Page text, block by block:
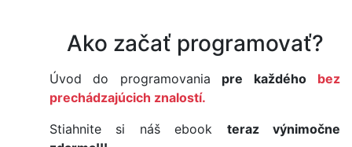
Ako začať programovať?
Úvod do programovania pre každého
bez
prechádzajúcich znalostí.
Stiahnite si náš ebook teraz výnimočne